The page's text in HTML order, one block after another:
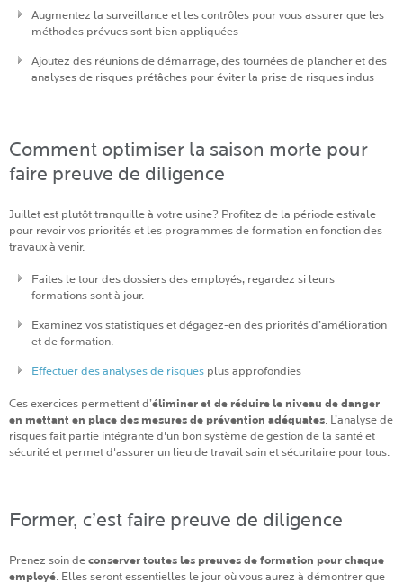
Augmentez la surveillance et les contrôles pour vous assurer que les
méthodes prévues sont bien appliquées
Ajoutez des réunions de démarrage, des tournées de plancher et des
analyses de risques prétâches pour éviter la prise de risques indus
Comment optimiser la saison morte pour
faire preuve de diligence
Juillet est plutôt tranquille à votre usine? Profitez de la période estivale
pour revoir vos priorités et les programmes de formation en fonction des
travaux à venir.
Faites le tour des dossiers des employés, regardez si leurs
formations sont à jour.
Examinez vos statistiques et dégagez-en des priorités d’amélioration
et de formation.
Effectuer des analyses de risques plus approfondies
Ces exercices permettent d’éliminer et de réduire le niveau de danger
en mettant en place des mesures de prévention adéquates. L’analyse de
risques fait partie intégrante d'un bon système de gestion de la santé et
sécurité et permet d'assurer un lieu de travail sain et sécuritaire pour tous.
Former, c’est faire preuve de diligence
Prenez soin deconserver toutes les preuves de formation pour chaque
employé. Elles seront essentielles le jour où vous aurez à démontrer que